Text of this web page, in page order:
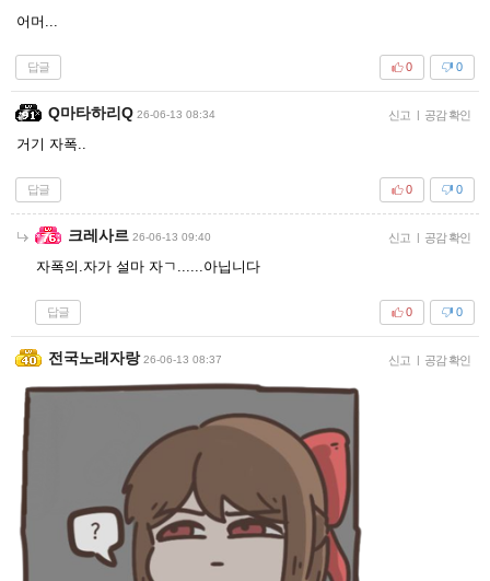
어머...
답글 0
0
Q마타하리Q 26-06-13 08:34 신고 | 공감 확인
거기 자폭..
답글 0
0
크레사르 26-06-13 09:40 신고 | 공감 확인
자폭의.자가 설마 자ㄱ......아닙니다
답글 0
0
전국노래자랑 26-06-13 08:37 신고 | 공감 확인